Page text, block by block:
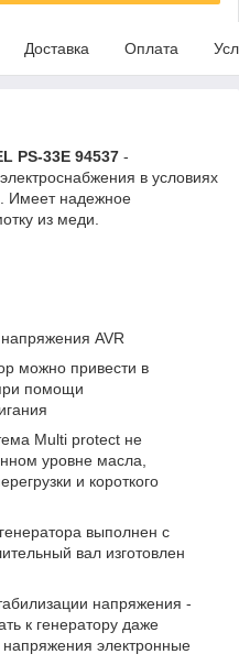
Доставка Оплата
PS-33E 94537 -
в условиях
Имеет надежное
из меди.
AVR
можно привести в
помощи
Multi protect не
уровне масла,
и короткого
выполнен с
вал изготовлен
напряжения -
к генератору даже
электронные